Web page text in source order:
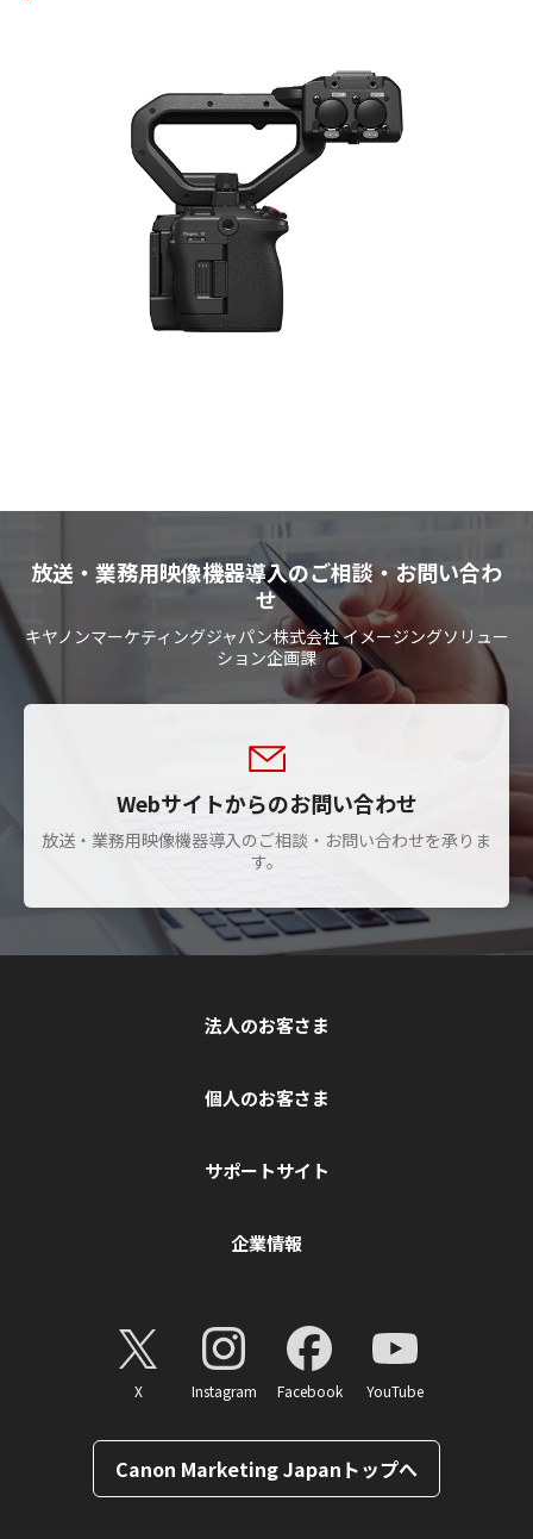
放送・業務用映像機器導入のご相談・お問い合わ
せ
キヤノンマーケティングジャパン株式会社 イメージングソリュー
ション企画課
Webサイトからのお問い合わせ
放送・業務用映像機器導入のご相談・お問い合わせを承りま
す。
法人のお客さま
個人のお客さま
サポートサイト
企業情報
X Instagram Facebook YouTube
Canon Marketing Japanトップへ